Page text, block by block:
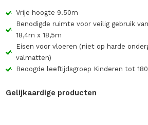
Vrije hoogte 9.50m
Benodigde ruimte voor veilig gebruik
18,4m x 18,5m
Eisen voor vloeren (niet op harde
valmatten)
Beoogde leeftijdsgroep Kinderen tot
Gelijkaardige producten